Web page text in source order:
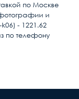
2-4
оплаты на
по Москве
и
- 1221.62
по телефону